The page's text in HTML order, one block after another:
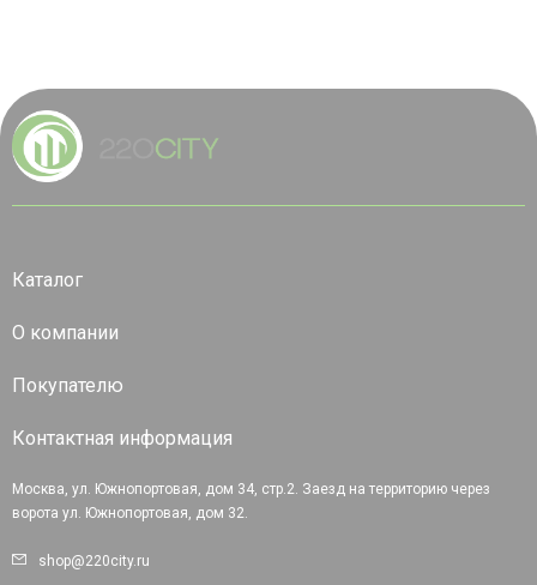
Каталог
О компании
Покупателю
Контактная информация
Москва, ул. Южнопортовая, дом 34, стр.2. Заезд на территорию через
ворота ул. Южнопортовая, дом 32.
shop@220city.ru